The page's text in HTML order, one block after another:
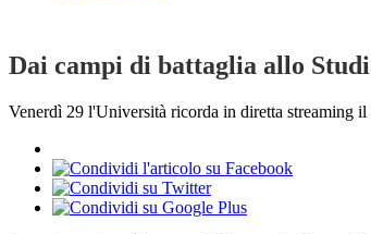
Dai campi di battaglia allo
Venerdì 29 l'Università ricorda in diretta streaming